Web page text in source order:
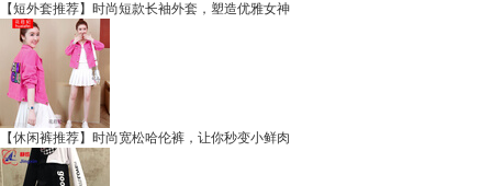
【短外套推荐】时尚短款长袖外套，塑造优雅女神
【休闲裤推荐】时尚宽松哈伦裤，让你秒变小鲜肉